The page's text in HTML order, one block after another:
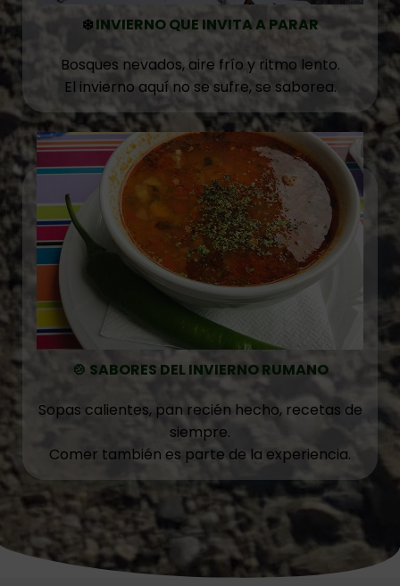
❄️INVIERNO QUE INVITA A PARAR
Bosques nevados, aire frío y ritmo lento.
El invierno aquí no se sufre, se saborea.
🍲 SABORES DEL INVIERNO RUMANO
Sopas calientes, pan recién hecho, recetas de
siempre.
Comer también es parte de la experiencia.